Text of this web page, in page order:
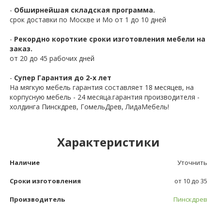
- Обширнейшая складская программа.
срок доставки по Москве и Мо от 1 до 10 дней
- Рекордно короткие сроки изготовления мебели на
заказ.
от 20 до 45 рабочих дней
- Супер Гарантия до 2-х лет
На мягкую мебель гарантия составляет 18 месяцев, на
корпусную мебель - 24 месяца.гарантия производителя -
холдинга Пинскдрев, ГомельДрев, ЛидаМебель!
Характеристики
Наличие Уточнить
Сроки изготовления от 10 до 35
Производитель Пинскдрев